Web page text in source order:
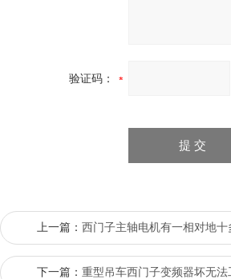
验证码：
上一篇： 西门子主轴电机有一相对地十
下一篇： 重型吊车西门子变频器坏无法